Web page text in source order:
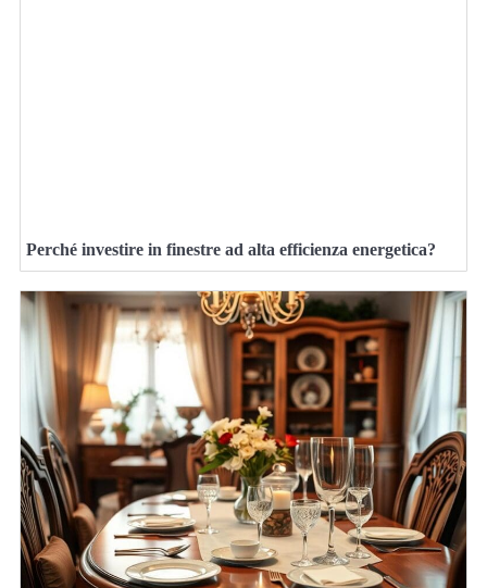
Perché investire in finestre ad alta efficienza energetica?